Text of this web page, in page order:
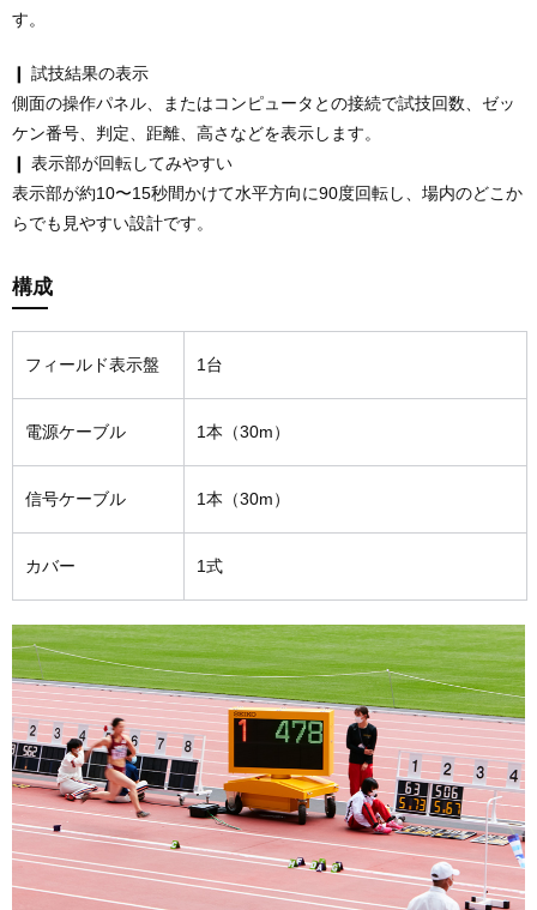
す。
❙ 試技結果の表示
側面の操作パネル、またはコンピュータとの接続で試技回数、ゼッ
ケン番号、判定、距離、高さなどを表示します。
❙ 表示部が回転してみやすい
表示部が約10〜15秒間かけて水平方向に90度回転し、場内のどこか
らでも見やすい設計です。
構成
フィールド表示盤 1台
電源ケーブル 1本（30m）
信号ケーブル 1本（30m）
カバー 1式